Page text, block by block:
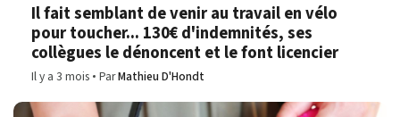
Il fait semblant de venir au travail en vélo
pour toucher... 130€ d'indemnités, ses
collègues le dénoncent et le font licencier
Il y a 3 mois ParMathieu D'Hondt